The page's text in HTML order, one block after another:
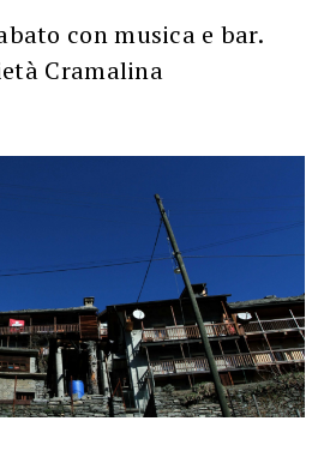
con musica e bar.
Cramalina